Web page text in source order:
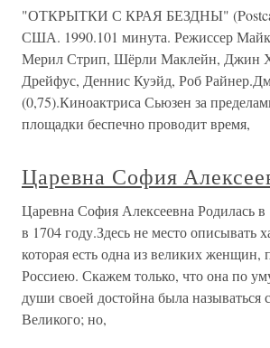
"ОТКРЫТКИ С КРАЯ БЕЗДНЫ"
США. 1990.101 минута. Режиссер
Мерил Стрип, Шёрли Маклейн, Джин
Дрейфус, Деннис Куэйд, Роб
(0,75).Киноактриса Сьюзен за
площадки беспечно проводит время,
Царевна София
Царевна София Алексеевна Родилась в
в 1704 году.Здесь не место описывать
которая есть одна из великих женщин,
Россиею. Скажем только, что она по
души своей достойна была называться
Великого; но,